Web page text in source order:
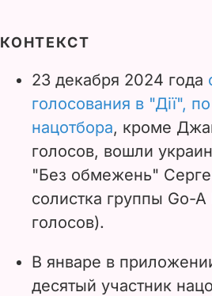
КОНТЕКСТ
23 декабря 2024 года
голосования в "Дії",
нацотбора, кроме
голосов, вошли
"Без обмежень"
солистка группы Go-
голосов).
В январе в
десятый участник